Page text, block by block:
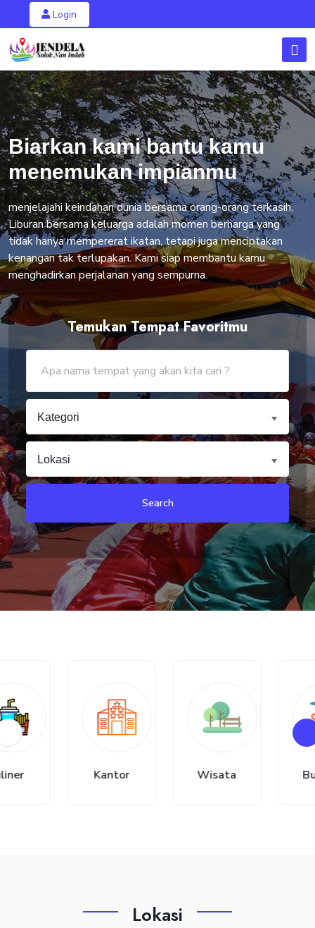
Login
Biarkan kami bantu kamu
menemukan impianmu
menjelajahi keindahan dunia bersama orang-orang terkasih.
Liburan bersama keluarga adalah momen berharga yang
tidak hanya mempererat ikatan, tetapi juga menciptakan
kenangan tak terlupakan. Kami siap membantu kamu
menghadirkan perjalanan yang sempurna.
Temukan Tempat Favoritmu
Kategori
Lokasi
Search
Lokasi